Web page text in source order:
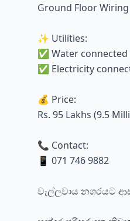
Ground Floor
✨ Utilities:
✅ Water connected
✅ Electricity
💰 Price:
Rs. 95 Lakhs (9.5
📞 Contact:
📱 071 746 9882
වැල්ලවාය නගරයට